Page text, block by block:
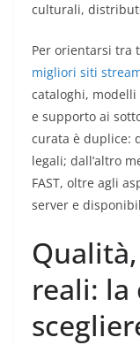
culturali,
Per orientarsi tra
migliori siti
cataloghi,
e supporto ai
curata è duplice:
legali; dall’altro
FAST, oltre agli
server e
reali: la